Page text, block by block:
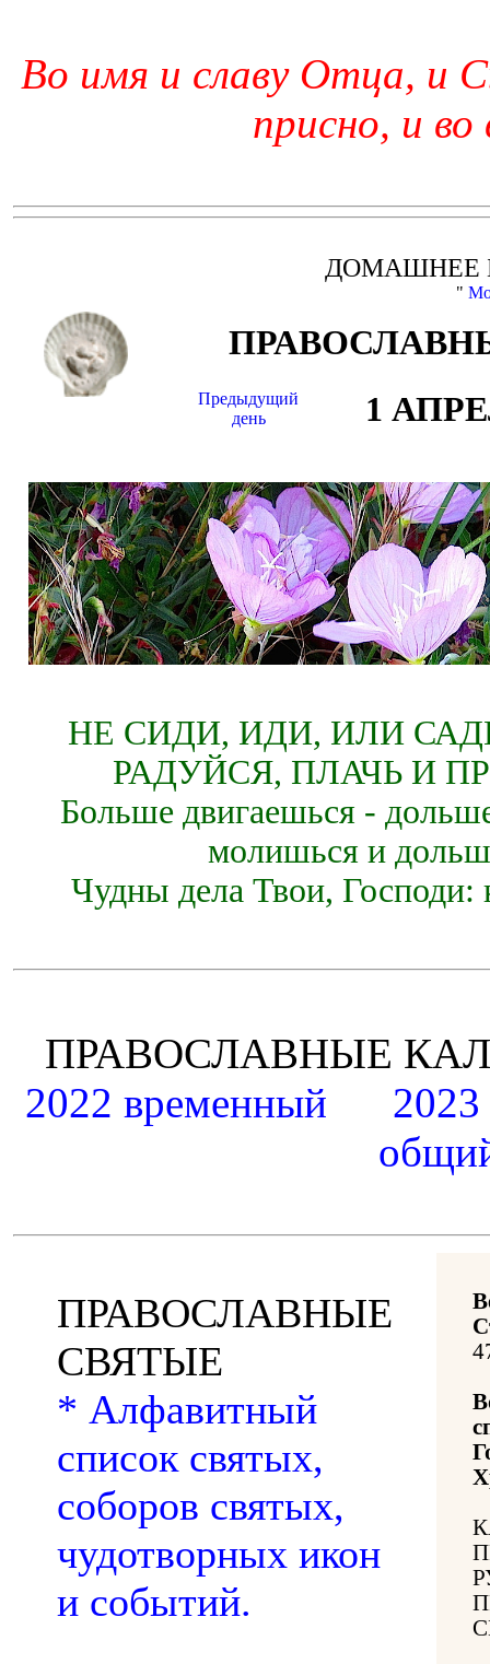
Во имя и славу Отца, и
присно, и во
ДОМАШНЕЕ
"
Предыдущий
день
1
НЕ СИДИ, ИДИ, ИЛИ
РАДУЙСЯ, ПЛАЧЬ И
Больше двигаешься -
молишься и
Чудны дела Твои, Господи:
ПРАВОСЛАВНЫЕ
2022 временный
ПРАВОСЛАВНЫЕ
СВЯТЫЕ
* Алфавитный
список святых,
соборов святых,
чудотворных икон
и событий.